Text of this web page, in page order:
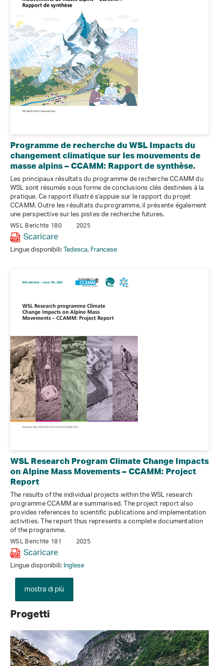
Programme de recherche du WSL Impacts du
changement climatique sur les mouvements de
masse alpins – CCAMM: Rapport de synthèse.
Les principaux résultats du programme de recherche CCAMM du
WSL sont résumés sous forme de conclusions clés destinées à la
pratique. Ce rapport illustré s'appuie sur le rapport du projet
CCAMM. Outre les résultats du programme, il présente également
une perspective sur les pistes de recherche futures.
WSL Berichte 180 2025
Scaricare
Lingue disponibili:Tedesca,Francese
WSL Research Program Climate Change Impacts
on Alpine Mass Movements – CCAMM: Project
Report
The results of the individual projects within the WSL research
programme CCAMM are summarised. The project report also
provides references to scientific publications and implementation
activities. The report thus represents a complete documentation
of the programme.
WSL Berichte 181 2025
Scaricare
Lingue disponibili:Inglese
mostra di più
Progetti